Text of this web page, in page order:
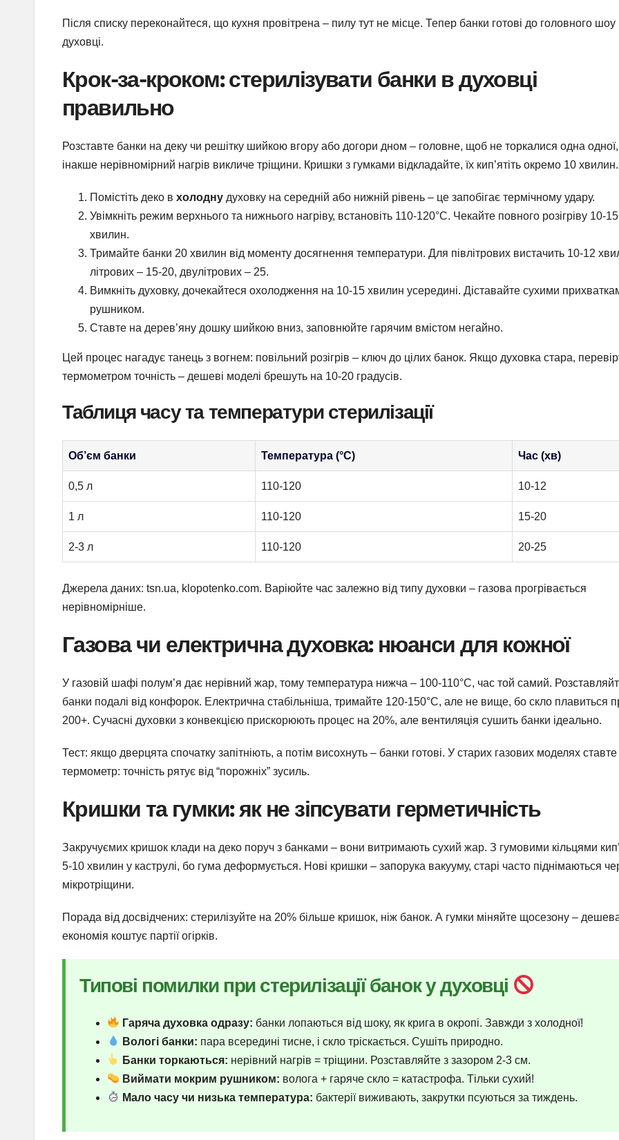
Після списку переконайтеся, що кухня провітрена – пилу тут не місце. Тепер банки готові до головного шоу
духовці.
Крок-за-кроком: стерилізувати банки в духовці
правильно
Розставте банки на деку чи решітку шийкою вгору або догори дном – головне, щоб не торкалися одна одної,
інакше нерівномірний нагрів викличе тріщини. Кришки з гумками відкладайте, їх кип’ятіть окремо 10 хвилин.
Помістіть деко в холодну духовку на середній або нижній рівень – це запобігає термічному удару.
Увімкніть режим верхнього та нижнього нагріву, встановіть 110-120°C. Чекайте повного розігріву 10-15
хвилин.
Тримайте банки 20 хвилин від моменту досягнення температури. Для півлітрових вистачить 10-12
літрових – 15-20, двулітрових – 25.
Вимкніть духовку, дочекайтеся охолодження на 10-15 хвилин усередині. Діставайте сухими
рушником.
Ставте на дерев’яну дошку шийкою вниз, заповнюйте гарячим вмістом негайно.
Цей процес нагадує танець з вогнем: повільний розігрів – ключ до цілих банок. Якщо духовка стара,
термометром точність – дешеві моделі брешуть на 10-20 градусів.
Таблиця часу та температури стерилізації
Об’єм банки Температура (°C) Час (хв)
0,5 л 110-120 10-12
1 л 110-120 15-20
2-3 л 110-120 20-25
Джерела даних: tsn.ua, klopotenko.com. Варіюйте час залежно від типу духовки – газова прогрівається
нерівномірніше.
Газова чи електрична духовка: нюанси для кожної
У газовій шафі полум’я дає нерівний жар, тому температура нижча – 100-110°C, час той самий.
банки подалі від конфорок. Електрична стабільніша, тримайте 120-150°C, але не вище, бо скло плавиться
200+. Сучасні духовки з конвекцією прискорюють процес на 20%, але вентиляція сушить банки ідеально.
Тест: якщо дверцята спочатку запітніють, а потім висохнуть – банки готові. У старих газових моделях ставте
термометр: точність рятує від “порожніх” зусиль.
Кришки та гумки: як не зіпсувати герметичність
Закручуємих кришок клади на деко поруч з банками – вони витримають сухий жар. З гумовими кільцями
5-10 хвилин у каструлі, бо гума деформується. Нові кришки – запорука вакууму, старі часто піднімаються
мікротріщини.
Порада від досвідчених: стерилізуйте на 20% більше кришок, ніж банок. А гумки міняйте щосезону –
економія коштує партії огірків.
Типові помилки при стерилізації банок у духовці
Гаряча духовка одразу: банки лопаються від шоку, як крига в окропі. Завжди з холодної!
Вологі банки: пара всередині тисне, і скло тріскається. Сушіть природно.
Банки торкаються: нерівний нагрів = тріщини. Розставляйте з зазором 2-3 см.
Виймати мокрим рушником: волога + гаряче скло = катастрофа. Тільки сухий!
Мало часу чи низька температура: бактерії виживають, закрутки псуються за тиждень.